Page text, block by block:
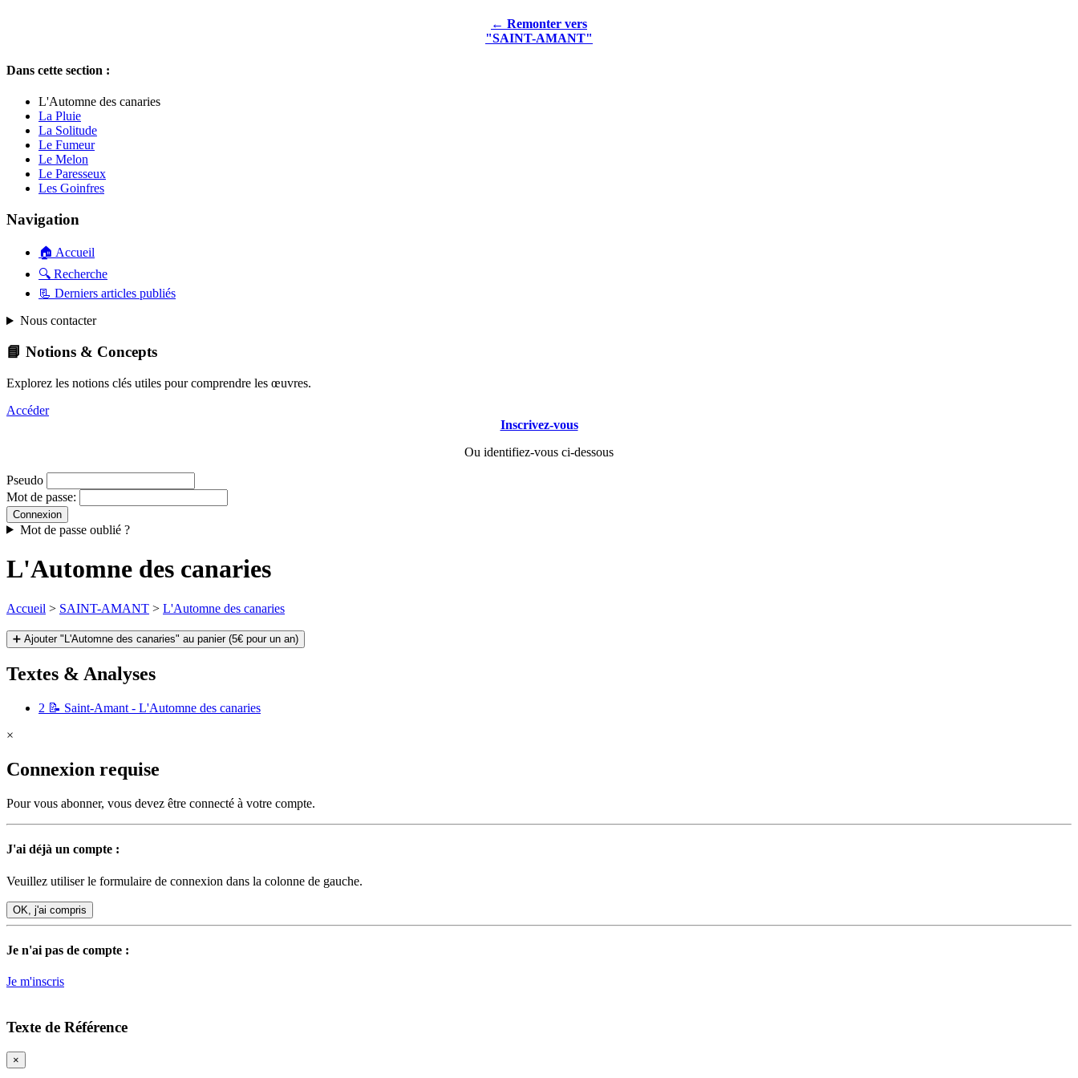
← Remonter vers
"SAINT-AMANT"
Dans cette section :
L'Automne des canaries
La Pluie
La Solitude
Le Fumeur
Le Melon
Le Paresseux
Les Goinfres
Navigation
🏠 Accueil
🔍 Recherche
📃 Derniers articles publiés
Nous contacter
📘 Notions & Concepts
Explorez les notions clés utiles pour comprendre les œuvres.
Accéder
Inscrivez-vous
Ou identifiez-vous ci-dessous
Pseudo
Mot de passe:
Mot de passe oublié ?
L'Automne des canaries
Accueil > SAINT-AMANT > L'Automne des canaries
➕ Ajouter "L'Automne des canaries" au panier (5€ pour un an)
Textes & Analyses
2 📝 Saint-Amant - L'Automne des canaries
×
Connexion requise
Pour vous abonner, vous devez être connecté à votre compte.
J'ai déjà un compte :
Veuillez utiliser le formulaire de connexion dans la colonne de gauche.
OK, j'ai compris
Je n'ai pas de compte :
Je m'inscris
Texte de Référence
×